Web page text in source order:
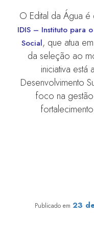
O Edital da Água
IDIS – Instituto para
Social, que atua
da seleção ao
iniciativa
Desenvolvimento
foco na
Publicado em 23